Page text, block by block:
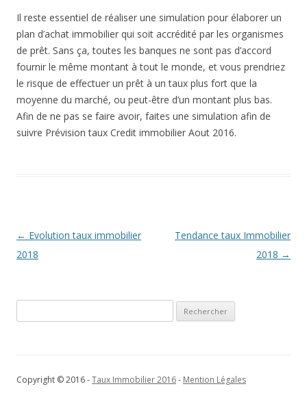
Il reste essentiel de réaliser une simulation pour élaborer un
plan d’achat immobilier qui soit accrédité par les organismes
de prêt. Sans ça, toutes les banques ne sont pas d’accord
fournir le même montant à tout le monde, et vous prendriez
le risque de effectuer un prêt à un taux plus fort que la
moyenne du marché, ou peut-être d’un montant plus bas.
Afin de ne pas se faire avoir, faites une simulation afin de
suivre Prévision taux Credit immobilier Aout 2016.
Navigation
des
← Evolution taux immobilier
2018
Tendance taux Immobilier
2018 →
Copyright © 2016 -Taux Immobilier 2016- Mention Légales